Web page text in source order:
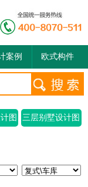
案例 欧式构件
图 三层别墅设计图